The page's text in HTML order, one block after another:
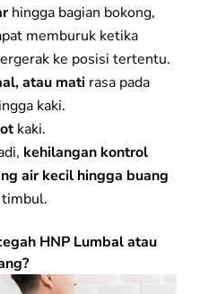
hingga bagian bokong,
memburuk ketika
ke posisi tertentu.
atau matirasa pada
kaki.
kaki.
kehilangan kontrol
air kecil hingga buang
HNP Lumbal atau